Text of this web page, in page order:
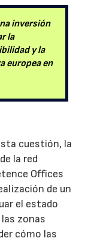
inversión
la
y la
europea en
cuestión, la
la red
Offices
de un
el estado
zonas
cómo las